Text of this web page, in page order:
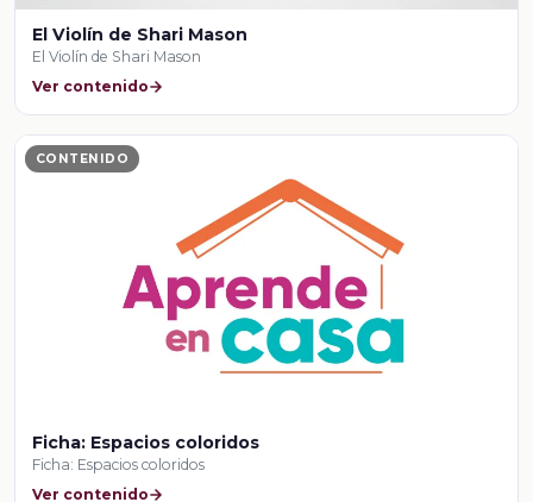
El Violín de Shari Mason
El Violín de Shari Mason
Ver contenido
CONTENIDO
Ficha: Espacios coloridos
Ficha: Espacios coloridos
Ver contenido